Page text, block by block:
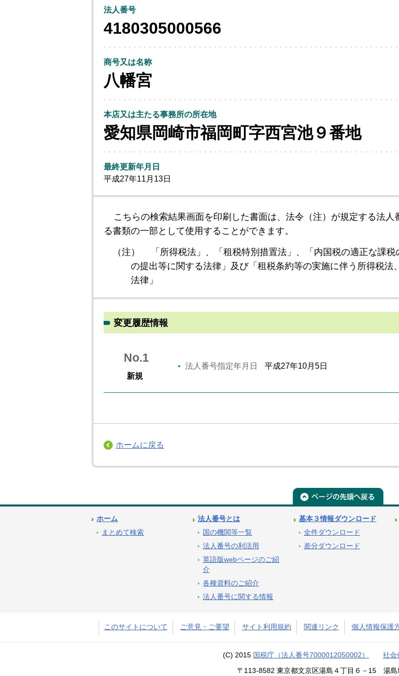
法人番号
4180305000566
商号又は名称
八幡宮
本店又は主たる事務所の所在地
愛知県岡崎市福岡町字西宮池９番地
最終更新年月日
平成27年11月13日
こちらの検索結果画面を印刷した書面は、法令（注）が規定する法
る書類の一部として使用することができます。
（注）
「所得税法」、「租税特別措置法」、「内国税の適正な課
の提出等に関する法律」及び「租税条約等の実施に伴う所得税法
法律」
変更履歴情報
No.1
新規
法人番号指定年月日 平成27年10月5日
ホームに戻る
ホーム
まとめて検索
法人番号とは
国の機関等一覧
法人番号の利活用
英語版webページのご紹
介
各種資料のご紹介
法人番号に関する情報
基本３情報ダウンロード
全件ダウンロード
差分ダウンロード
このサイトについて ご意見・ご要望 サイト利用規約 関連リンク 個人情報保護
(C) 2015 国税庁（法人番号7000012050002） 社会
〒113-8582 東京都文京区湯島４丁目６－15 湯島